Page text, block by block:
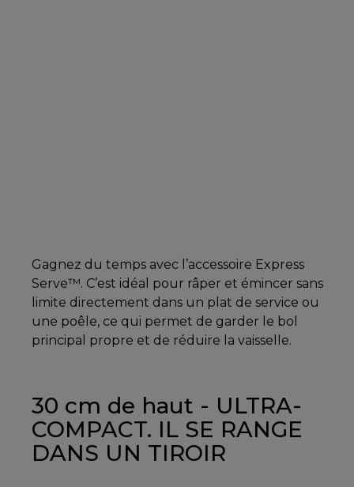
Gagnez du temps avec l’accessoire Express
Serve™. C’est idéal pour râper et émincer sans
limite directement dans un plat de service ou
une poêle, ce qui permet de garder le bol
principal propre et de réduire la vaisselle.
30 cm de haut - ULTRA-
COMPACT. IL SE RANGE
DANS UN TIROIR